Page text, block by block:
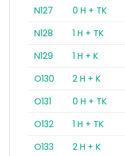
N127
0 H + TK
N128
1 H + TK
N129
1 H + K
O130
2 H + K
O131
0 H + TK
O132
1 H + TK
O133
2 H + K